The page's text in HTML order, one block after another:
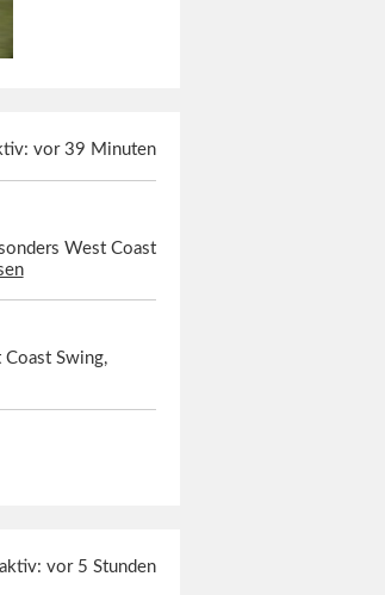
vor 39 Minuten
West Coast
Coast Swing,
vor 5 Stunden